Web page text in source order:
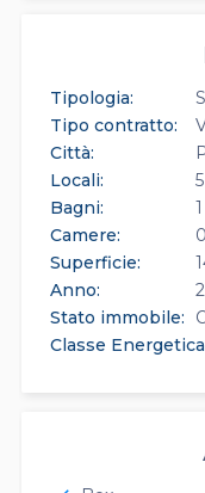
Tipologia:
Tipo contratto:
Città:
Locali:
5
Bagni:
1
Camere:
0
Superficie:
Anno:
Stato immobile:
Classe